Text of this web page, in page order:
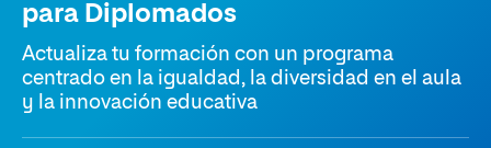
para Diplomados
Actualiza tu formación con un programa
centrado en la igualdad, la diversidad en el aula
y la innovación educativa